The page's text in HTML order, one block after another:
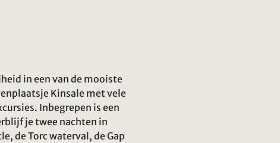
in een van de mooiste
Kinsale met vele
Inbegrepen is een
je twee nachten in
de Torc waterval, de Gap